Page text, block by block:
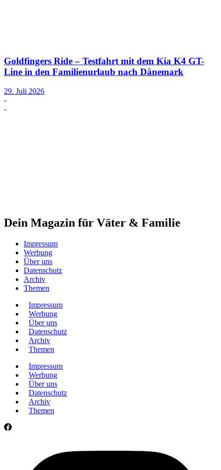
Goldfingers Ride – Testfahrt mit dem Kia K4 GT-
Line in den Familienurlaub nach Dänemark
29. Juli 2026
-
-
Dein Magazin für Väter & Familie
Impressum
Werbung
Über uns
Datenschutz
Archiv
Themen
Impressum
Werbung
Über uns
Datenschutz
Archiv
Themen
Impressum
Werbung
Über uns
Datenschutz
Archiv
Themen